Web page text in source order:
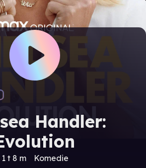
Handler:
1 t 8 m Komedie